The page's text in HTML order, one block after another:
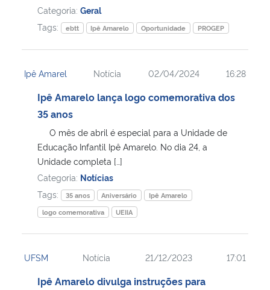
Categoria: Geral
Tags:
ebtt Ipê Amarelo Oportunidade PROGEP
Ipê Amarel Notícia 02/04/2024 16:28
Ipê Amarelo lança logo comemorativa dos
35 anos
O mês de abril é especial para a Unidade de
Educação Infantil Ipê Amarelo. No dia 24, a
Unidade completa […]
Categoria: Notícias
Tags:
35 anos Aniversário
Ipê Amarelo
logo comemorativa
UEIIA
UFSM Notícia 21/12/2023 17:01
Ipê Amarelo divulga instruções para